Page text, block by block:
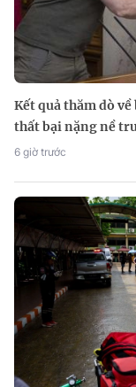
Kết quả thăm dò
thất bại nặng nề
6 giờ trước